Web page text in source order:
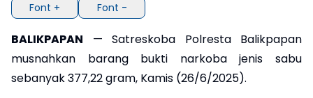
Font + Font -
BALIKPAPAN — Satreskoba Polresta Balikpapan
musnahkan barang bukti narkoba jenis sabu
sebanyak 377,22 gram, Kamis (26/6/2025).